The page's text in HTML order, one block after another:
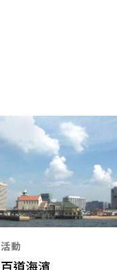
活動
百道海濱